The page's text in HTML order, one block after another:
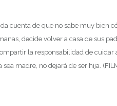
cuenta de que no sabe muy bien
decide volver a casa de sus
la responsabilidad de cuidar
madre, no dejará de ser hija.